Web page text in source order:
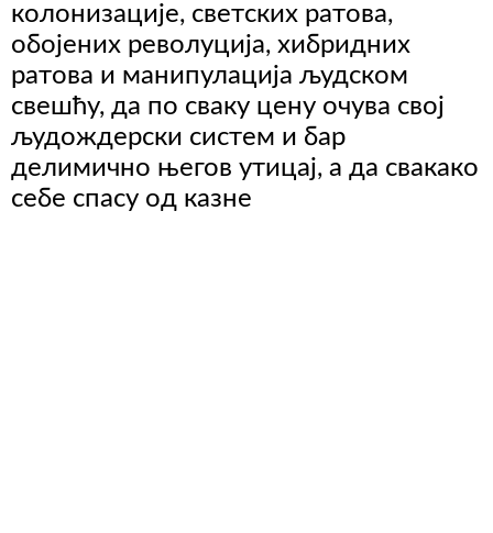
колонизације, светских ратова,
обојених револуција, хибридних
ратова и манипулација људском
свешћу, да по сваку цену очува свој
људождерски систем и бар
делимично његов утицај, а да свакако
себе спасу од казне